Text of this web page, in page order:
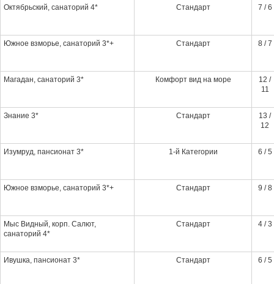
Октябрьский, санаторий 4* Стандарт 7 / 6
Южное взморье, санаторий 3*+ Стандарт 8 / 7
Магадан, санаторий 3* Комфорт вид на море
12 /
11
Знание 3* Стандарт
13 /
12
Изумруд, пансионат 3* 1-й Категории 6 / 5
Южное взморье, санаторий 3*+ Стандарт 9 / 8
Мыс Видный, корп. Салют,
санаторий 4*
Стандарт 4 / 3
Ивушка, пансионат 3* Стандарт 6 / 5